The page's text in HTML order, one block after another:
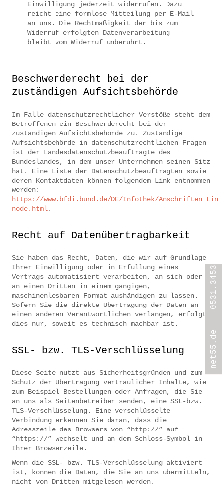
net55.de 0531.345346
Einwilligung jederzeit widerrufen. Dazu
reicht eine formlose Mitteilung per E-Mail
an uns. Die Rechtmäßigkeit der bis zum
Widerruf erfolgten Datenverarbeitung
bleibt vom Widerruf unberührt.
Beschwerderecht bei der
zuständigen Aufsichtsbehörde
Im Falle datenschutzrechtlicher Verstöße steht dem
Betroffenen ein Beschwerderecht bei der
zuständigen Aufsichtsbehörde zu. Zuständige
Aufsichtsbehörde in datenschutzrechtlichen Fragen
ist der Landesdatenschutzbeauftragte des
Bundeslandes, in dem unser Unternehmen seinen Sitz
hat. Eine Liste der Datenschutzbeauftragten sowie
deren Kontaktdaten können folgendem Link entnommen
werden:
https://www.bfdi.bund.de/DE/Infothek/
node.html.
Recht auf Datenübertragbarkeit
Sie haben das Recht, Daten, die wir auf Grundlage
Ihrer Einwilligung oder in Erfüllung eines
Vertrags automatisiert verarbeiten, an sich oder
an einen Dritten in einem gängigen,
maschinenlesbaren Format aushändigen zu lassen.
Sofern Sie die direkte Übertragung der Daten an
einen anderen Verantwortlichen verlangen, erfolgt
dies nur, soweit es technisch machbar ist.
SSL- bzw. TLS-Verschlüsselung
Diese Seite nutzt aus Sicherheitsgründen und zum
Schutz der Übertragung vertraulicher Inhalte, wie
zum Beispiel Bestellungen oder Anfragen, die Sie
an uns als Seitenbetreiber senden, eine SSL-bzw.
TLS-Verschlüsselung. Eine verschlüsselte
Verbindung erkennen Sie daran, dass die
Adresszeile des Browsers von “http://” auf
“https://” wechselt und an dem Schloss-Symbol in
Ihrer Browserzeile.
Wenn die SSL- bzw. TLS-Verschlüsselung aktiviert
ist, können die Daten, die Sie an uns übermitteln,
nicht von Dritten mitgelesen werden.